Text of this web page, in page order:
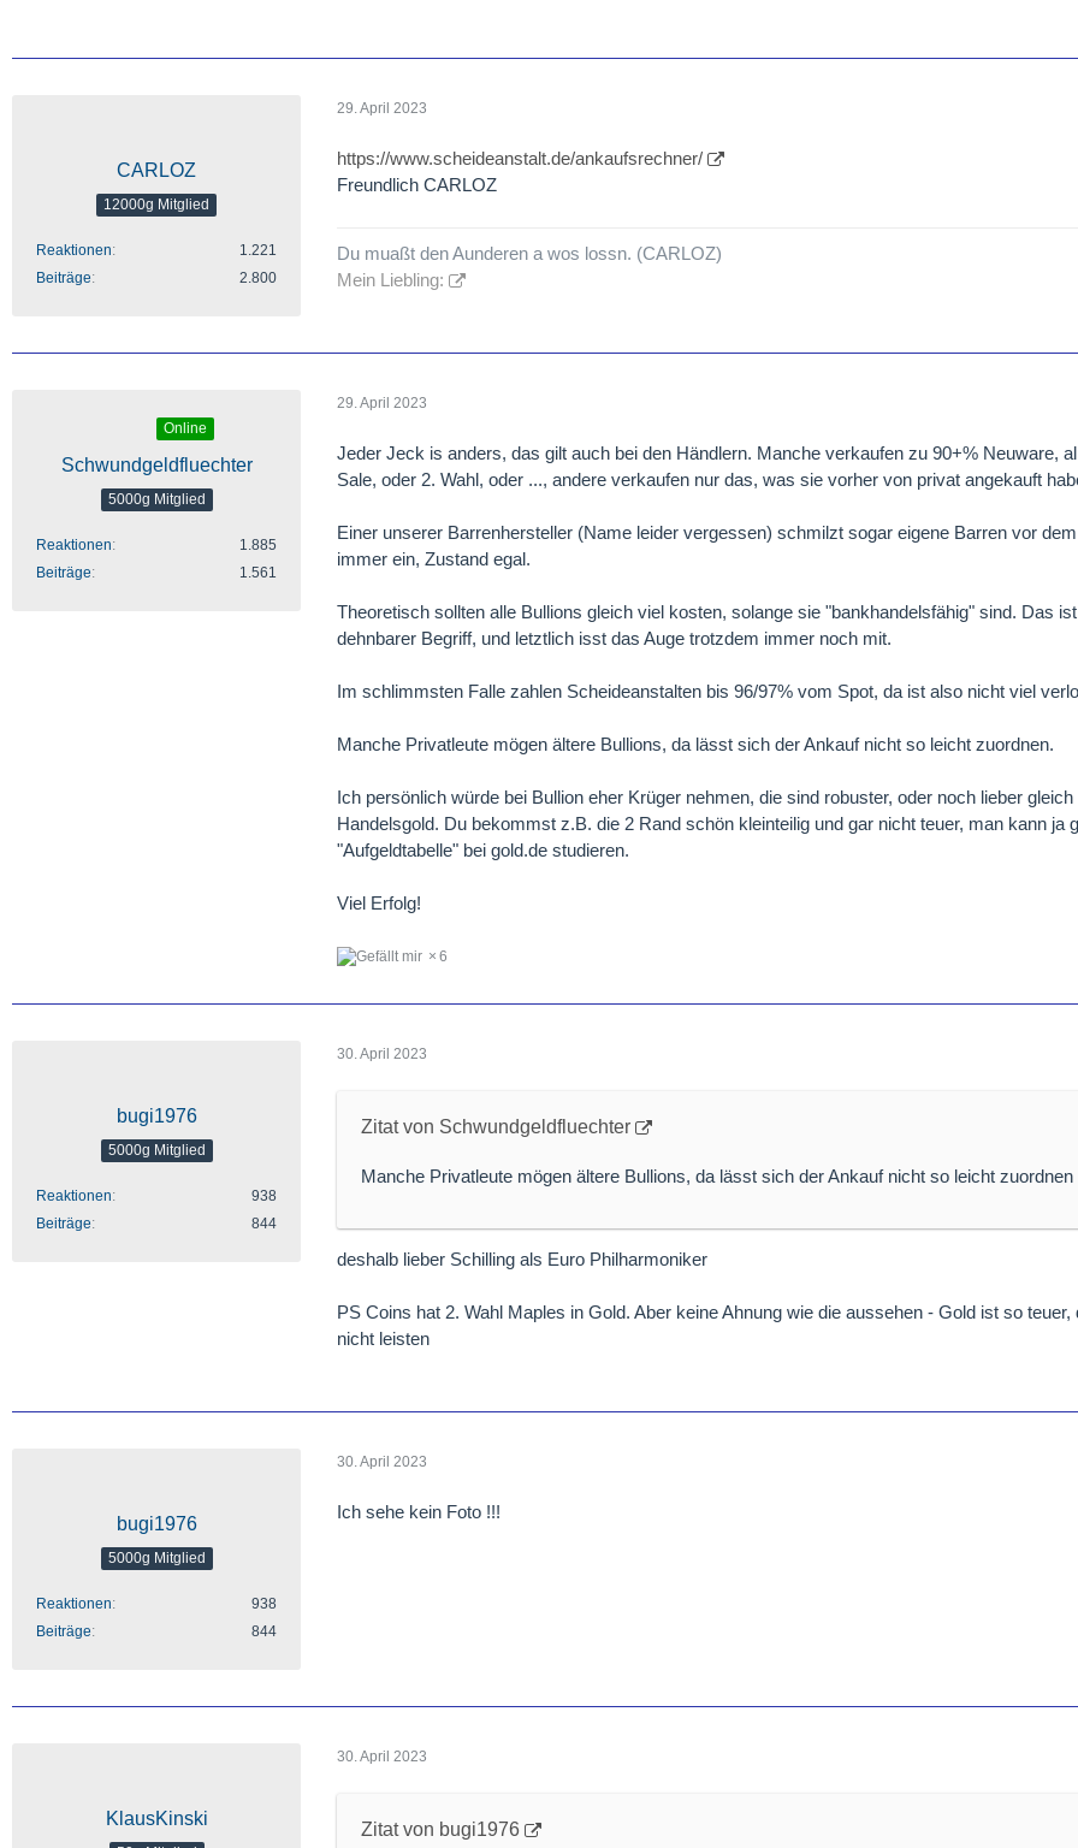
CARLOZ
12000g Mitglied
Reaktionen
1.221
Beiträge
2.800
29. April 2023
https://www.scheideanstalt.de/ankaufsrechner/
Freundlich CARLOZ
Du muaßt den Aunderen a wos lossn. (CARLOZ)
Mein Liebling:
Online
Schwundgeldfluechter
5000g Mitglied
Reaktionen
1.885
Beiträge
1.561
29. April 2023
Jeder Jeck is anders, das gilt auch bei den Händlern. Manche verkaufen zu 90+% Neuware,
Sale, oder 2. Wahl, oder ..., andere verkaufen nur das, was sie vorher von privat angekauft
Einer unserer Barrenhersteller (Name leider vergessen) schmilzt sogar eigene Barren vor
immer ein, Zustand egal.
Theoretisch sollten alle Bullions gleich viel kosten, solange sie "bankhandelsfähig" sind. Das
dehnbarer Begriff, und letztlich isst das Auge trotzdem immer noch mit.
Im schlimmsten Falle zahlen Scheideanstalten bis 96/97% vom Spot, da ist also nicht viel
Manche Privatleute mögen ältere Bullions, da lässt sich der Ankauf nicht so leicht zuordnen.
Ich persönlich würde bei Bullion eher Krüger nehmen, die sind robuster, oder noch lieber
Handelsgold. Du bekommst z.B. die 2 Rand schön kleinteilig und gar nicht teuer, man kann ja
"Aufgeldtabelle" bei gold.de studieren.
Viel Erfolg!
6
bugi1976
5000g Mitglied
Reaktionen
938
Beiträge
844
30. April 2023
Zitat von Schwundgeldfluechter
Manche Privatleute mögen ältere Bullions, da lässt sich der Ankauf nicht so leicht zuordnen
deshalb lieber Schilling als Euro Philharmoniker
PS Coins hat 2. Wahl Maples in Gold. Aber keine Ahnung wie die aussehen - Gold ist so
nicht leisten
bugi1976
5000g Mitglied
Reaktionen
938
Beiträge
844
30. April 2023
Ich sehe kein Foto !!!
KlausKinski
30. April 2023
Zitat von bugi1976